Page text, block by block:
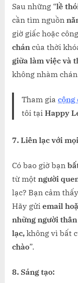
Sau những “lề
cần tìm nguồn
giờ giấc hoặc
chán của thời
giữa làm việc và
không nhàm
Tham gia cộng
tôi tại Happy
7. Liên lạc với
Có bao giờ bạn
từ một người
lạc? Bạn cảm
Hãy gửi email
những người
lạc, không vì bất
chào”.
8. Sáng tạo: